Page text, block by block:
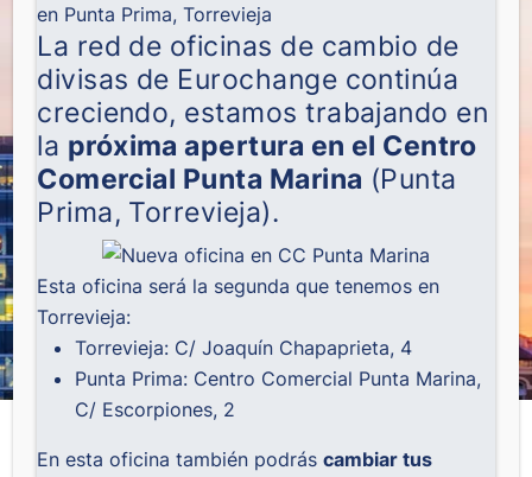
en Punta Prima, Torrevieja
La red de oficinas de cambio de
divisas de Eurochange continúa
creciendo, estamos trabajando en
la próxima apertura en el Centro
Comercial Punta Marina (Punta
Prima, Torrevieja).
Esta oficina será la segunda que tenemos en
Torrevieja:
Torrevieja: C/ Joaquín Chapaprieta, 4
Punta Prima: Centro Comercial Punta Marina,
C/ Escorpiones, 2
En esta oficina también podráscambiar tus